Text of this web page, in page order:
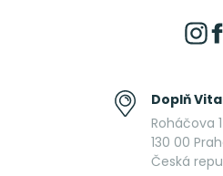
Doplň
Roháčova
130 00
Česká